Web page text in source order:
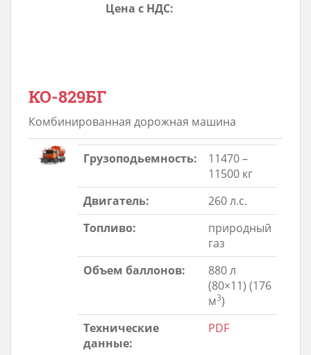
Цена с НДС:
КО-829БГ
Комбинированная дорожная машина
Грузоподьемность:
11470 –
11500 кг
Двигатель:
260 л.с.
Топливо:
природный
газ
Объем баллонов:
880 л
(80×11) (176
м3)
Технические
данные:
PDF